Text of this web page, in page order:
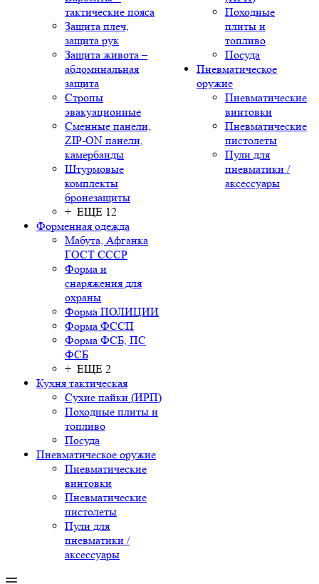
тактические пояса
Защита плеч,
защита рук
Защита живота –
абдоминальная
защита
Стропы
эвакуационные
Сменные панели,
ZIP-ON панели,
камербанды
Штурмовые
комплекты
бронезащиты
+ ЕЩЕ 12
Форменная одежда
Мабута, Афганка
ГОСТ СССР
Форма и
снаряжения для
охраны
Форма ПОЛИЦИИ
Форма ФССП
Форма ФСБ, ПС
ФСБ
+ ЕЩЕ 2
Кухня тактическая
Сухие пайки (ИРП)
Походные плиты и
топливо
Посуда
Пневматическое оружие
Пневматические
винтовки
Пневматические
пистолеты
Пули для
пневматики /
аксессуары
Походные
плиты и
топливо
Посуда
Пневматическое
оружие
Пневматические
винтовки
Пневматические
пистолеты
Пули для
пневматики /
аксессуары